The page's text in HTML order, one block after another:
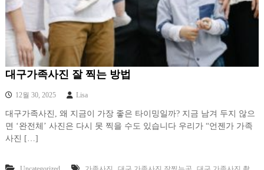
대구가족사진 잘 찍는 방법
12월 30, 2025 Lisa
대구가족사진, 왜 지금이 가장 좋은 타이밍일까? 지금 남겨 두지 않으
면 ‘완전체’ 사진은 다시 못 찍을 수도 있습니다 우리가 “언젠가 가족
사진 […]